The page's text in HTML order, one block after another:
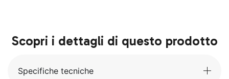
Scopri i dettagli di questo prodotto
Specifiche tecniche